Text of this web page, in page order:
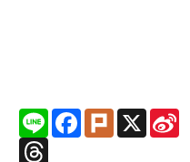
LineFacebook
PlurkX
Threads